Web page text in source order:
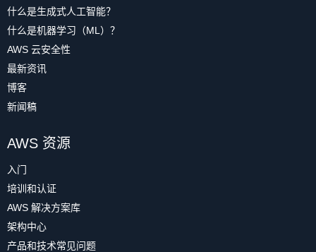
什么是生成式人工智能？
什么是机器学习（ML）？
AWS 云安全性
最新资讯
博客
新闻稿
AWS 资源
入门
培训和认证
AWS 解决方案库
架构中心
产品和技术常见问题